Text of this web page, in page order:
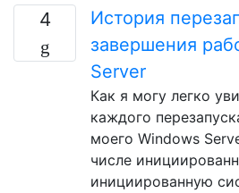
4
История
завершения
Server
Как я могу легко
каждого
моего Windows
числе
инициированную